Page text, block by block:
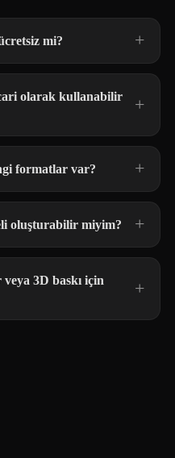
mi?
olarak kullanabilir
formatlar var?
oluşturabilir miyim?
3D baskı için